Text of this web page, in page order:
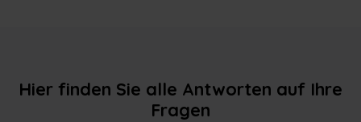
Hier finden Sie alle Antworten auf Ihre
Fragen